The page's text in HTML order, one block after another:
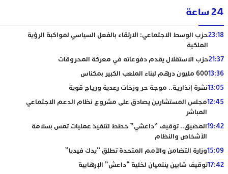
24 ساعة
23:18حزب الوسط الاجتماعي: الارتقاء بالفعل السياسي لمواكبة الرؤية
الملكية
21:37حزب الاستقلال يقدم دفوعاته في معركة المحروقات
13:36600 مليون درهم لبناء الملعب الكبير بمكناس
13:05نشرة إنذارية.. موجة حر وزخات رعدية ورياح قوية
12:45مجلس المستشارين يصادق على مشروع نظام الدعم الاجتماعي
المباشر
19:42المضيق.. توقيف “داعشي” خطط لتنفيذ عمليات تمس بسلامة
الأشخاص والنظام
15:09وزارة التضامن والأمم المتحدة تطلق “يدك فيديا”
17:42توقيف شابين ينتميان لخلية “داعش” الإرهابية